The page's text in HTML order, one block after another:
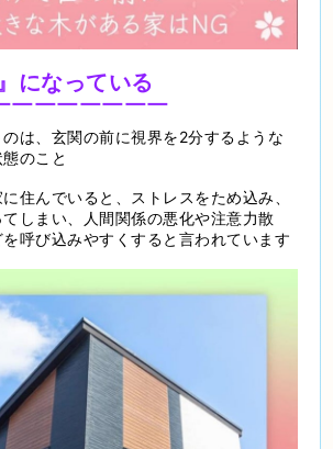
になっている
￣￣￣￣￣￣￣
のは、玄関の前に視界を2分するような
のこと
住んでいると、ストレスをため込み、
しまい、人間関係の悪化や注意力散
呼び込みやすくすると言われています